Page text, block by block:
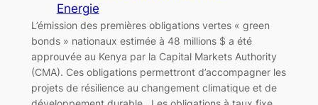
Energie
L’émission des premières obligations vertes « green
bonds » nationaux estimée à 48 millions $ a été
approuvée au Kenya par la Capital Markets Authority
(CMA). Ces obligations permettront d’accompagner les
projets de résilience au changement climatique et de